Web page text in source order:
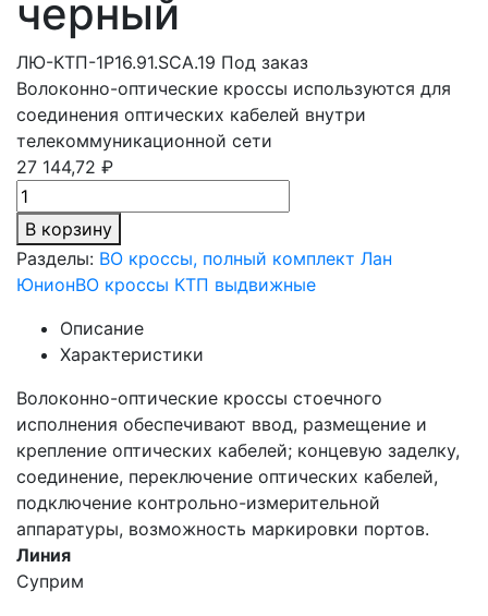
черный
ЛЮ-КТП-1Р16.91.SCA.19 Под заказ
Волоконно-оптические кроссы используются для
соединения оптических кабелей внутри
телекоммуникационной сети
27 144,72 ₽
В корзину
Разделы: ВО кроссы, полный комплект Лан
ЮнионВО кроссы КТП выдвижные
Описание
Характеристики
Волоконно-оптические кроссы стоечного
исполнения обеспечивают ввод, размещение и
крепление оптических кабелей; концевую заделку,
соединение, переключение оптических кабелей,
подключение контрольно-измерительной
аппаратуры, возможность маркировки портов.
Линия
Суприм